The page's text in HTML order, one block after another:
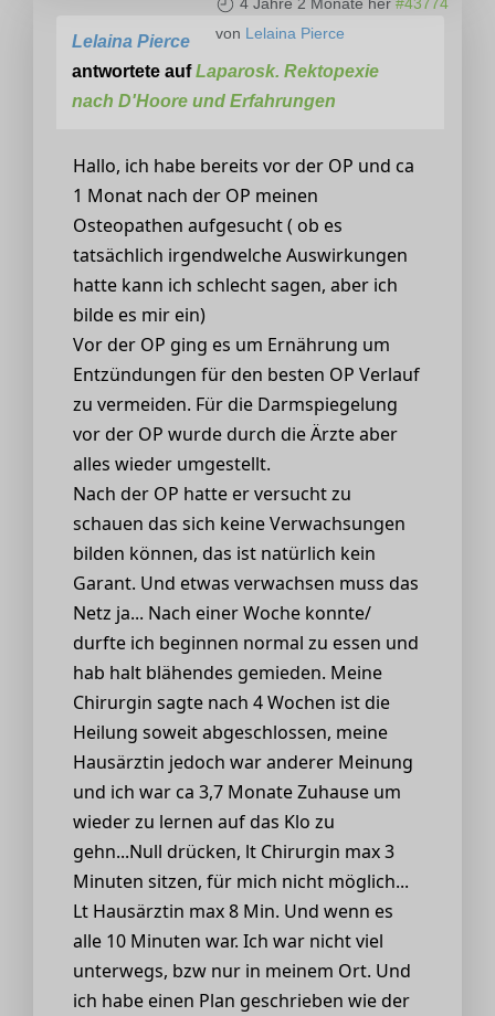
von Lelaina Pierce
Lelaina Pierce
antwortete aufLaparosk. Rektopexie
nach D'Hoore und Erfahrungen
Hallo, ich habe bereits vor der OP und ca
1 Monat nach der OP meinen
Osteopathen aufgesucht ( ob es
tatsächlich irgendwelche Auswirkungen
hatte kann ich schlecht sagen, aber ich
bilde es mir ein)
Vor der OP ging es um Ernährung um
Entzündungen für den besten OP Verlauf
zu vermeiden. Für die Darmspiegelung
vor der OP wurde durch die Ärzte aber
alles wieder umgestellt.
Nach der OP hatte er versucht zu
schauen das sich keine Verwachsungen
bilden können, das ist natürlich kein
Garant. Und etwas verwachsen muss das
Netz ja... Nach einer Woche konnte/
durfte ich beginnen normal zu essen und
hab halt blähendes gemieden. Meine
Chirurgin sagte nach 4 Wochen ist die
Heilung soweit abgeschlossen, meine
Hausärztin jedoch war anderer Meinung
und ich war ca 3,7 Monate Zuhause um
wieder zu lernen auf das Klo zu
gehn...Null drücken, lt Chirurgin max 3
Minuten sitzen, für mich nicht möglich...
Lt Hausärztin max 8 Min. Und wenn es
alle 10 Minuten war. Ich war nicht viel
unterwegs, bzw nur in meinem Ort. Und
ich habe einen Plan geschrieben wie der